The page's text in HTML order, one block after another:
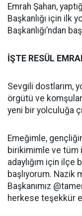
Emrah Şahan,
Başkanlığı için ilk
Başkanlığı’ndan
İŞTE RESÜL
Sevgili dostlarım,
örgütü ve
yeni bir yolculuğa
Emeğimle,
birikimimle ve tüm
adaylığım için ilçe
başlıyorum.
Başkanımız
herkese teşekkür